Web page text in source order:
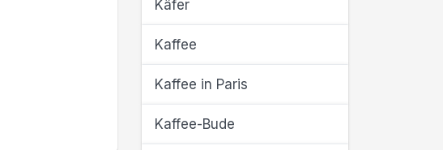
Käfer
Kaffee
Kaffee in Paris
Kaffee-Bude